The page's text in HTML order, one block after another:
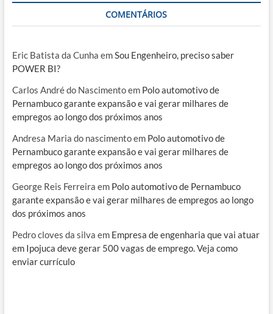
COMENTÁRIOS
Eric Batista da Cunha emSou Engenheiro, preciso saber
POWER BI?
Carlos André do Nascimentoem Polo automotivo de
Pernambuco garante expansão e vai gerar milhares de
empregos ao longo dos próximos anos
Andresa Maria do nascimentoem Polo automotivo de
Pernambuco garante expansão e vai gerar milhares de
empregos ao longo dos próximos anos
George Reis Ferreira em Polo automotivo de Pernambuco
garante expansão e vai gerar milhares de empregos ao longo
dos próximos anos
Pedro cloves da silva em Empresa de engenharia que vai atuar
em Ipojuca deve gerar 500 vagas de emprego. Veja como
enviar currículo